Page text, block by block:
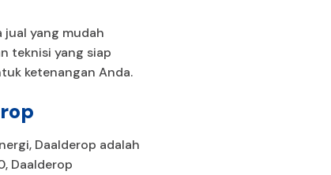
jual yang mudah
teknisi yang siap
ketenangan Anda.
Daalderop adalah
Daalderop